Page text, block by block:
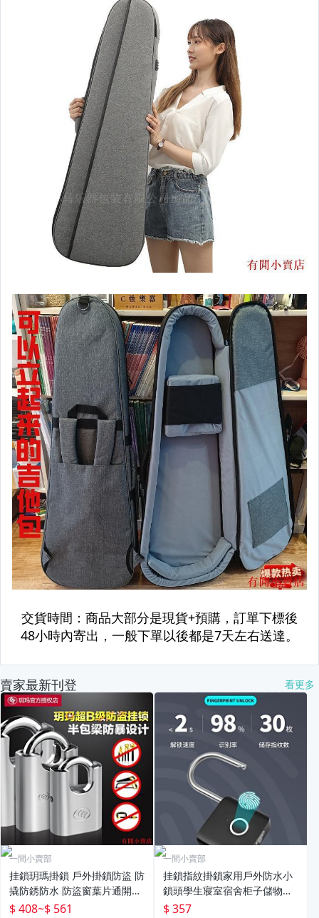
賣家最新刊登 看更多
一間小賣部
挂鎖玥瑪掛鎖 戶外掛鎖防盜 防
撬防銹防水 防盜窗葉片通開掛
鎖 玥瑪鎖 現貨
$ 408~$ 561
一間小賣部
挂鎖指紋掛鎖家用戶外防水小
鎖頭學生寢室宿舍柜子儲物柜
子防盜鎖 現貨
$ 357